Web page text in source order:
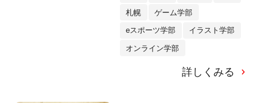
札幌 ゲーム学部
eスポーツ学部 イラスト学部
オンライン学部
詳しくみる